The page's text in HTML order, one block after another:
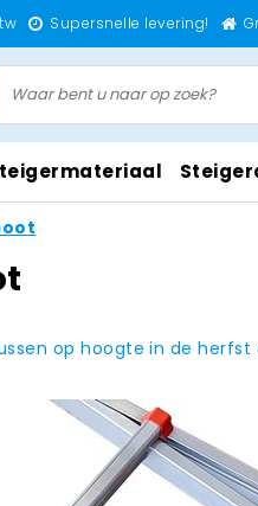
Supersnelle levering!
op hoogte in de herfst